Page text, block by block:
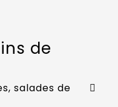
de
salades de